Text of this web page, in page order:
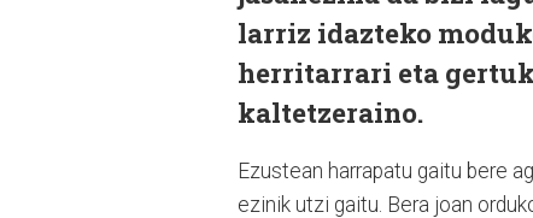
larriz idazteko
herritarrari eta
kaltetzeraino.
Ezustean harrapatu gaitu bere
ezinik utzi gaitu. Bera joan